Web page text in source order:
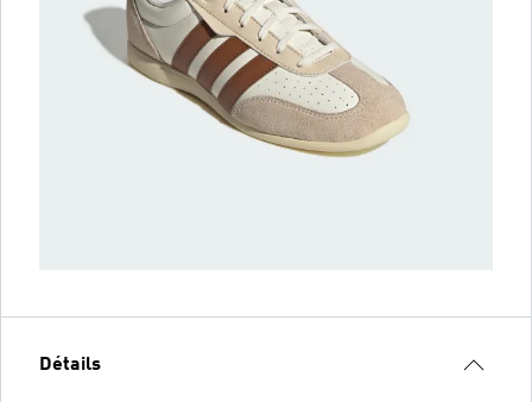
Détails